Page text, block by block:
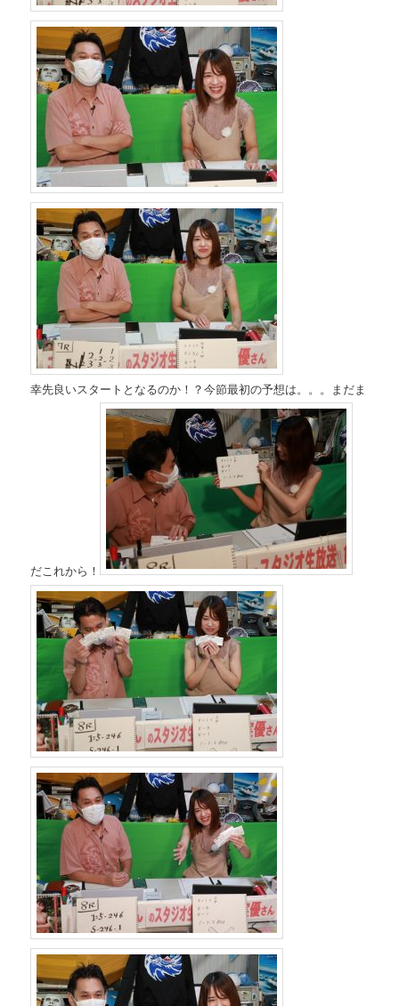
幸先良いスタートとなるのか！？今節最初の予想は。。。まだま
だこれから！